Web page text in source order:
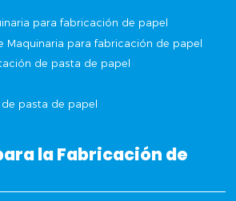
para fabricación de papel
Maquinaria para fabricación de papel
de pasta de papel
pasta de papel
la Fabricación de